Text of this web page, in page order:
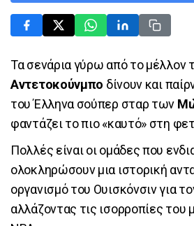
Τα σενάρια γύρω από το μέλλον
Αντετοκούνμπο δίνουν και
του Έλληνα σούπερ σταρ των
φαντάζει το πιο «καυτό» στη
Πολλές είναι οι ομάδες που
ολοκληρώσουν μια ιστορική
οργανισμό του Ουισκόνσιν για
αλλάζοντας τις ισορροπίες του